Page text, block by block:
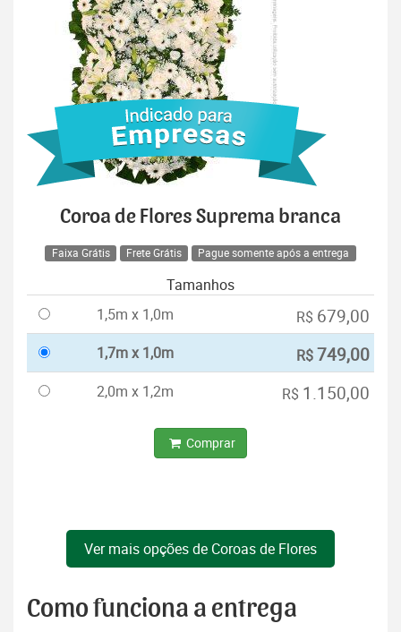
Coroa de Flores Suprema branca
Faixa Grátis Frete Grátis Pague somente após a entrega
Tamanhos
1,5m x 1,0m
R$ 679,00
1,7m x 1,0m R$749,00
2,0m x 1,2m R$ 1.150,00
Comprar
Ver mais opções de Coroas de Flores
Como funciona a entrega